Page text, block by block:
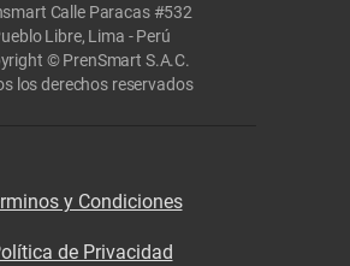
Calle Paracas #532
Libre, Lima - Perú
© PrenSmart S.A.C.
los derechos reservados
y Condiciones
de Privacidad